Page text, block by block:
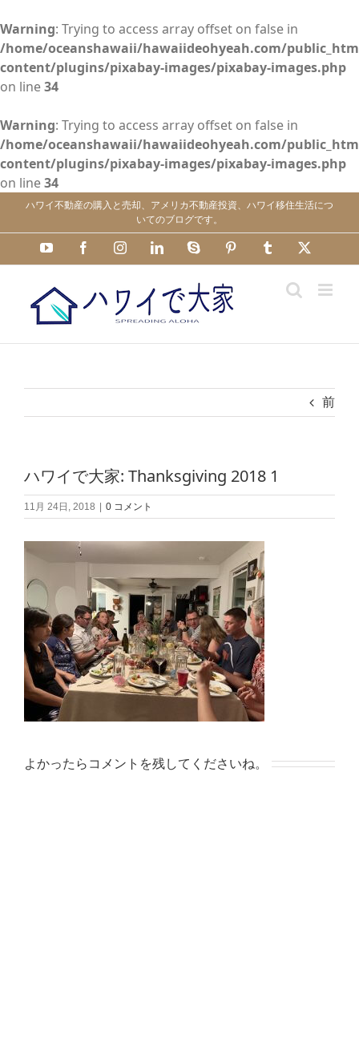
Warning: Trying to access array offset on false in
/home/oceanshawaii/hawaiideohyeah.com/
content/plugins/pixabay-images/pixabay-images.php
on line34
Warning: Trying to access array offset on false in
/home/oceanshawaii/hawaiideohyeah.com/
content/plugins/pixabay-images/pixabay-images.php
on line34
content
ハワイ不動産の購入と売却、アメリカ不動産投資、ハワイ移住生活につ
いてのブログです。
YouTube FacebookInstagramLinkedInSkype Pinterest Tumblr
前
ハワイで大家: Thanksgiving 2018 1
11月 24日, 2018 0 コメント
よかったらコメントを残してくださいね。